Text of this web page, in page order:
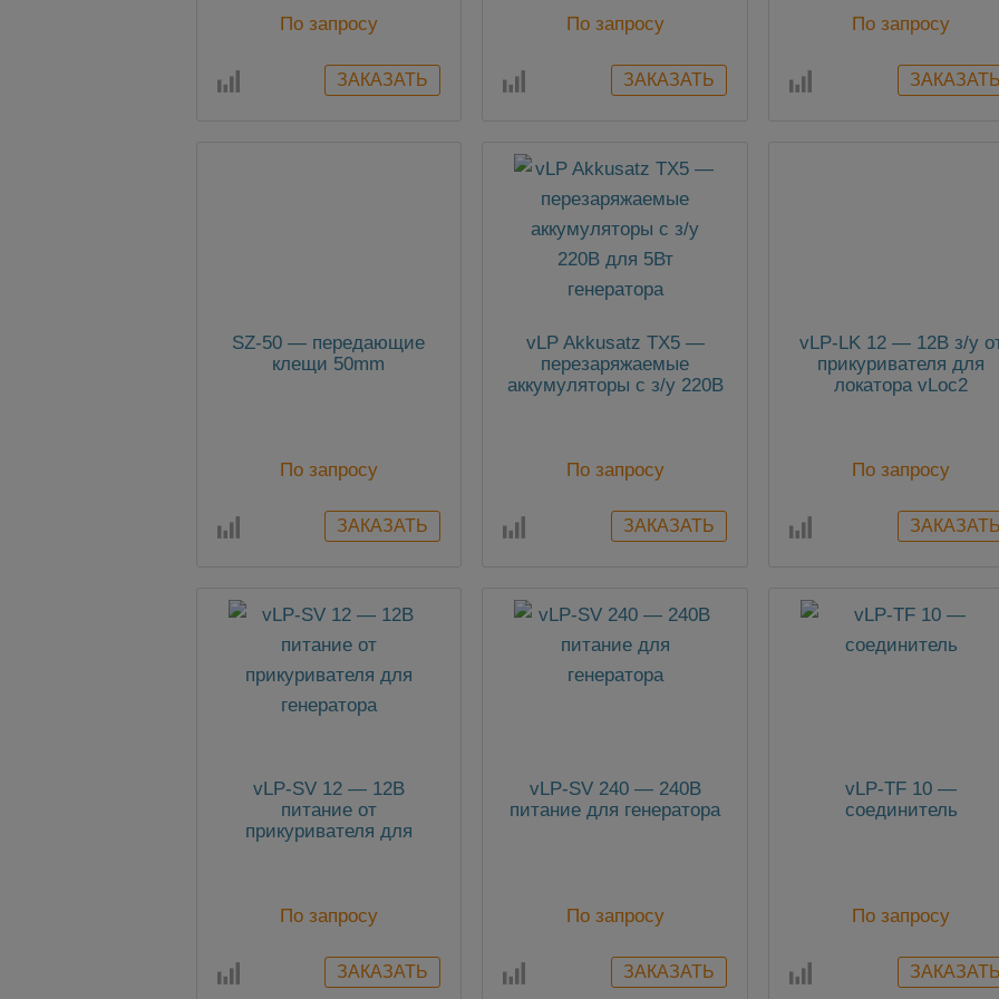
По запросу По запросу По запросу
SZ-50 — передающие
клещи 50mm
По запросу
vLP Akkusatz TX5 —
перезаряжаемые
аккумуляторы с з/у 220В
По запросу
vLP-LK 12 — 12В з/у
прикуривателя для
локатора vLoc2
По запросу
vLP-SV 12 — 12В
питание от
прикуривателя для
По запросу
vLP-SV 240 — 240В
питание для генератора
По запросу
vLP-TF 10 —
соединитель
По запросу